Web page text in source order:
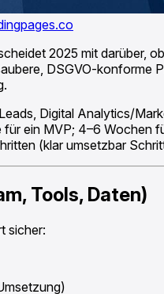
2025 mit darüber,
DSGVO-
Digital Analytics/
für ein MVP; 4–6 Wochen
(klar umsetzbar
Tools, Daten)
sicher: